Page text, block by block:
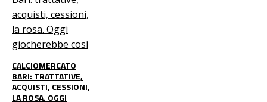
CALCIOMERCATO
BARI: TRATTATIVE,
ACQUISTI, CESSIONI,
LA ROSA. OGGI